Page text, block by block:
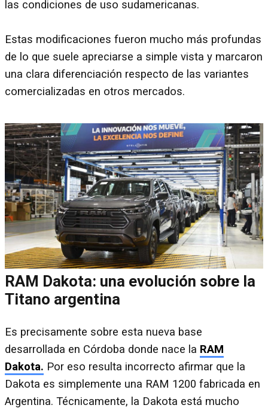
las condiciones de uso sudamericanas.
Estas modificaciones fueron mucho más profundas
de lo que suele apreciarse a simple vista y marcaron
una clara diferenciación respecto de las variantes
comercializadas en otros mercados.
RAM Dakota: una evolución sobre la
Titano argentina
Es precisamente sobre esta nueva base
desarrollada en Córdoba donde nace la RAM
Dakota. Por eso resulta incorrecto afirmar que la
Dakota es simplemente una RAM 1200 fabricada en
Argentina. Técnicamente, la Dakota está mucho